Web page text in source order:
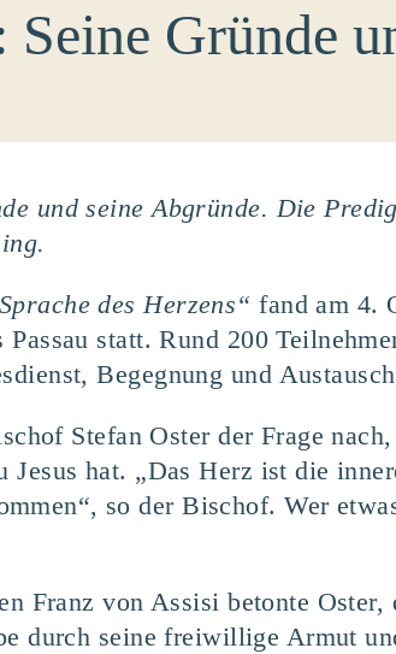
Gründe
und seine Abgründe. Die
des Herzens“ fand am 4.
statt. Rund 200
Begegnung und
Stefan Oster der Frage
Jesus hat. „Das Herz ist die
so der Bischof. Wer
Franz von Assisi betonte Oster,
durch seine freiwillige Armut